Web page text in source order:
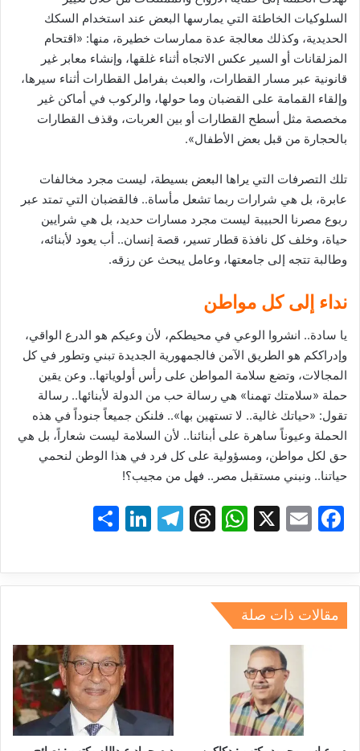
السلوكيات الخاطئة التي يمارسها البعض عند استخدام السكك
الحديدية، وكذلك معالجة عدة ممارسات خطيرة، منها: «اقتحام
المزلقانات أو السير عكس الاتجاه أثناء غلقها، وإنشاء معابر غير
قانونية عبر مسار القطارات، والعبث بفرامل القطارات أثناء سيرها،
وإلقاء القمامة على القضبان وما حولها، والركوب في أماكن غير
مخصصة مثل أسطح القطارات أو بين العربات، وقذف القطارات
بالحجارة من قبل بعض الأطفال».
تلك التصرفات التي يراها البعض بسيطة، ليست مجرد مخالفات
عابرة، بل هي شرارات ربما تشعل مأساة.. فالقضبان التي تمتد عبر
ربوع مصرنا الحبيبة ليست مجرد مسارات حديد، بل هي شرايين
حياة، وخلف كل نافذة قطار تسير، قصة إنسان.. أب يعود لأبنائه،
وطالبة تتجه إلى جامعتها، وعامل يبحث عن رزقه.
نداء إلى كل مواطن
يا سادة.. انشروا الوعي في محيطكم، لأن وعيكم هو الدرع الواقي،
وإدراككم هو الطريق الآمن فالجمهورية الجديدة تبني وتطور في كل
المجالات، وتضع سلامة المواطن على رأس أولوياتها.. وعن يقين
حملة «سلامتك تهمنا» هي رسالة حب من الدولة لأبنائها.. رسالة
تقول: «حياتك غالية.. لا تستهين بها».. فلنكن جميعاً جنوداً في هذه
الحملة وعيوناً ساهرة على أبنائنا.. لأن السلامة ليست شعاراً، بل هي
حق لكل مواطن، ومسؤولية على كل فرد في هذا الوطن لنحمي
حياتنا.. ونبني مستقبل مصر.. فهل من مجيب؟!
F
c
e
b
o
E
ai
l
X
W
at
s
A
T
e
a
T
e
gr
m
Li
k
e
n
ar
e
مقالات ذات صلة